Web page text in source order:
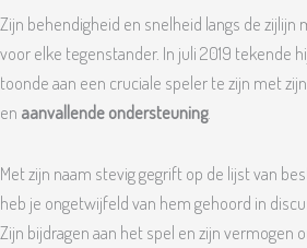
Zijn behendigheid en snelheid langs de zijlijn
voor elke tegenstander. In juli 2019 tekende
toonde aan een cruciale speler te zijn met zijn
en aanvallende ondersteuning.
Met zijn naam stevig gegrift op de lijst van
heb je ongetwijfeld van hem gehoord in
Zijn bijdragen aan het spel en zijn vermogen